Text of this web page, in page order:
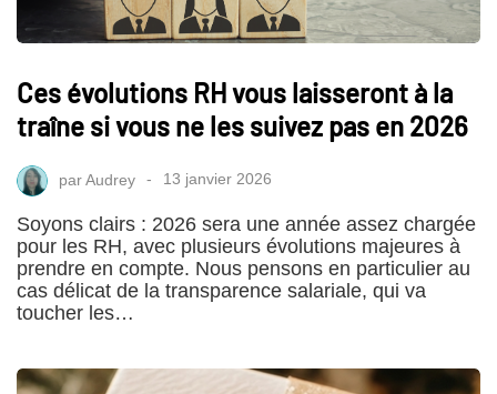
Ces évolutions RH vous laisseront à la
traîne si vous ne les suivez pas en 2026
parAudrey 13 janvier 2026
Soyons clairs : 2026 sera une année assez chargée
pour les RH, avec plusieurs évolutions majeures à
prendre en compte. Nous pensons en particulier au
cas délicat de la transparence salariale, qui va
toucher les…